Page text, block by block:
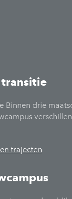
Binnen drie
trajecten